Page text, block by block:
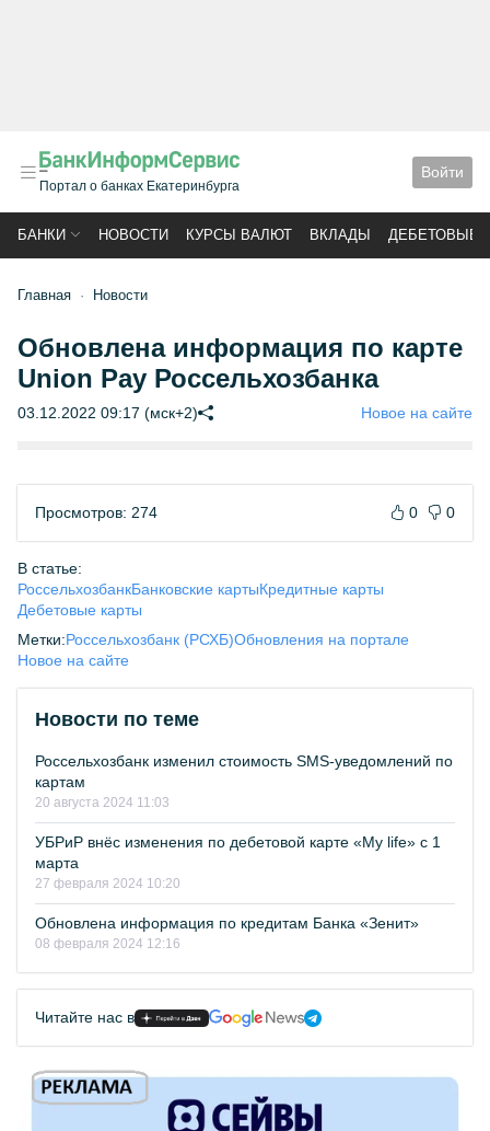
Портал о банках Екатеринбурга
Войти
БАНКИ НОВОСТИ КУРСЫ ВАЛЮТ ВКЛАДЫ ДЕБЕТОВЫЕ
Главная Новости
Обновлена информация по карте
Union Pay Россельхозбанка
03.12.2022 09:17 (мск+2) Новое на сайте
Просмотров: 274 0 0
В статье:
РоссельхозбанкБанковские картыКредитные карты
Дебетовые карты
Метки:Россельхозбанк (РСХБ)Обновления на портале
Новое на сайте
Новости по теме
Россельхозбанк изменил стоимость SMS-уведомлений по
картам
20 августа 2024 11:03
УБРиР внёс изменения по дебетовой карте «My life» с 1
марта
27 февраля 2024 10:20
Обновлена информация по кредитам Банка «Зенит»
08 февраля 2024 12:16
Читайте нас в